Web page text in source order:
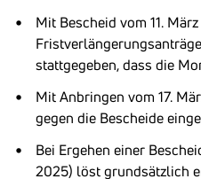
Mit Bescheid vom 11.
stattgegeben, dass die
Mit Anbringen vom 17.
gegen die Bescheide
Bei Ergehen einer
2025) löst grundsätzlich